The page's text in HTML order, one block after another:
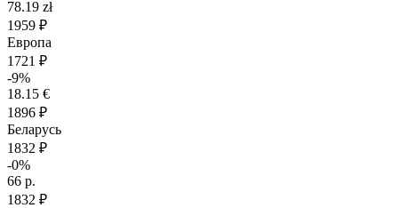
78.19 zł
1959 ₽
Европа
1721 ₽
-9%
18.15 €
1896 ₽
Беларусь
1832 ₽
-0%
66 р.
1832 ₽